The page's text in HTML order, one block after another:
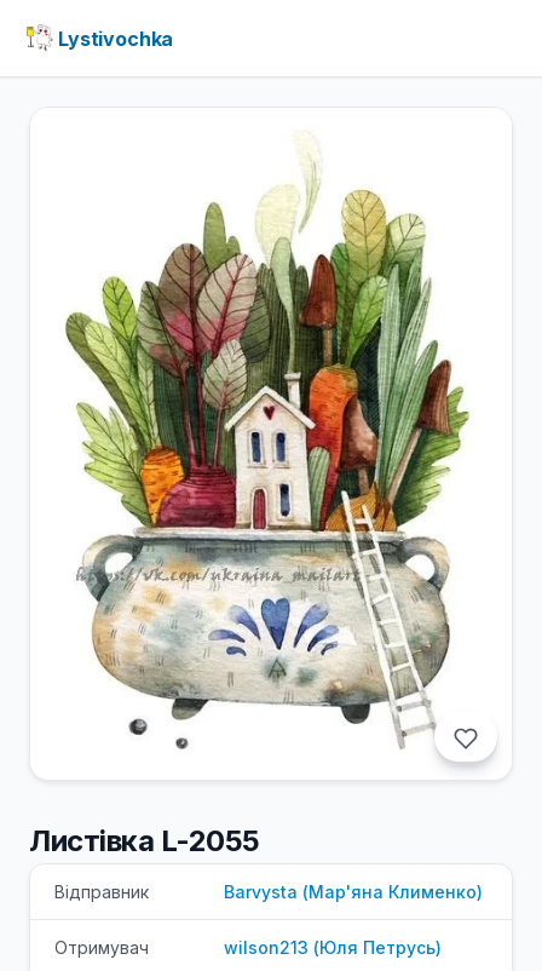
Lystivochka
Листівка L-2055
Відправник Barvysta (Мар'яна Клименко)
Отримувач wilson213 (Юля Петрусь)